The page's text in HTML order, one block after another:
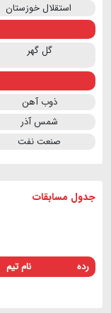
استقلال خوزستان
گل گهر
ذوب آهن
شمس آذر
صنعت نفت
جدول مسابقات
رده نام تیم